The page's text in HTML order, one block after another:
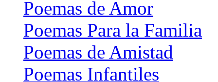
Poemas de Amor
Poemas Para la Familia
Poemas de Amistad
Poemas Infantiles